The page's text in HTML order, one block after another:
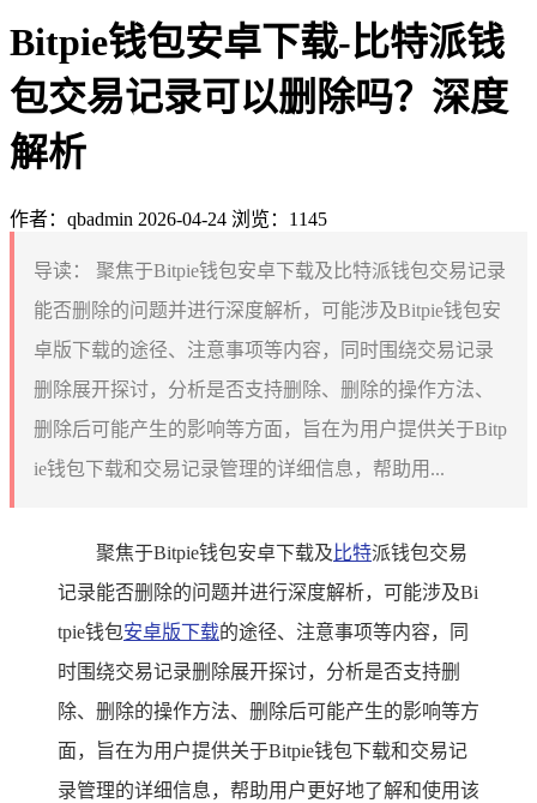
Bitpie钱包安卓下载-比特派钱
包交易记录可以删除吗？深度
解析
作者：qbadmin 2026-04-24 浏览：1145
导读：
聚焦于Bitpie钱包安卓下载及比特派钱包交易记录
能否删除的问题并进行深度解析，可能涉及Bitpie钱包安
卓版下载的途径、注意事项等内容，同时围绕交易记录
删除展开探讨，分析是否支持删除、删除的操作方法、
删除后可能产生的影响等方面，旨在为用户提供关于Bitp
ie钱包下载和交易记录管理的详细信息，帮助用...
聚焦于Bitpie钱包安卓下载及 比特派钱包交易
记录能否删除的问题并进行深度解析，可能涉及Bi
tpie钱包安卓版下载的途径、注意事项等内容，同
时围绕交易记录删除展开探讨，分析是否支持删
除、删除的操作方法、删除后可能产生的影响等方
面，旨在为用户提供关于Bitpie钱包下载和交易记
录管理的详细信息，帮助用户更好地了解和使用该